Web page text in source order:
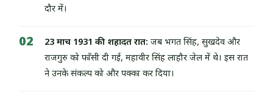
दौर में।
23 मार्च 1931 की शहादत रात: जब भगत सिंह, सुखदेव और
राजगुरु को फाँसी दी गई, महावीर सिंह लाहौर जेल में थे। इस रात
ने उनके संकल्प को और पक्का कर दिया।